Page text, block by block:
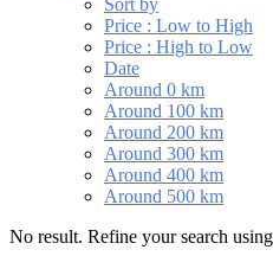
Sort by
Price : Low to High
Price : High to Low
Date
Around 0 km
Around 100 km
Around 200 km
Around 300 km
Around 400 km
Around 500 km
No result. Refine your search